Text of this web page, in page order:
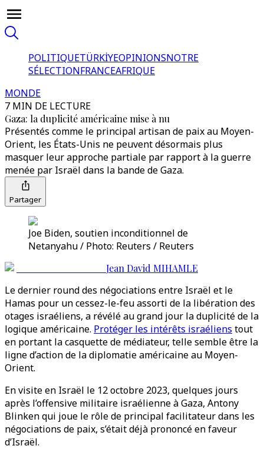
POLITIQUETÜRKİYEOPINIONSNOTRE
SÉLECTIONFRANCEAFRIQUE
MONDE
7 MIN DE LECTURE
Gaza: la duplicité américaine mise à nu
Présentés comme le principal artisan de paix au Moyen-
Orient, les États-Unis ne peuvent désormais plus
masquer leur approche partiale par rapport à la guerre
menée par Israël dans la bande de Gaza.
Partager
Joe Biden, soutien inconditionnel de
Netanyahu / Photo: Reuters / Reuters
Jean David MIHAMLE
Le dernier round des négociations entre Israël et le
Hamas pour un cessez-le-feu assorti de la libération des
otages israéliens, a révélé au grand jour la duplicité de la
logique américaine. Protéger les intérêts israéliens tout
en portant la casquette de médiateur, telle semble être la
ligne d’action de la diplomatie américaine au Moyen-
Orient.
En visite en Israël le 12 octobre 2023, quelques jours
après l’offensive militaire israélienne à Gaza, Antony
Blinken qui joue le rôle de principal facilitateur dans les
négociations de paix, s’était déjà prononcé en faveur
d’Israël.